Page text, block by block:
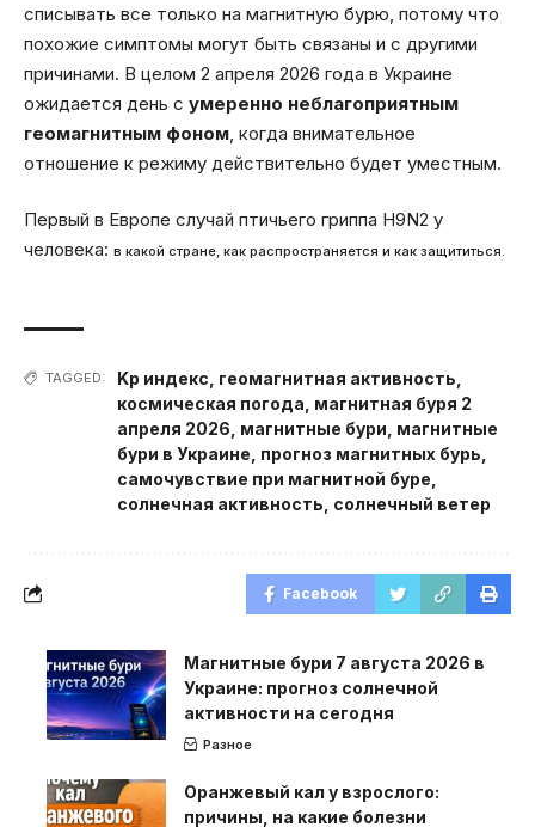
списывать все только на магнитную бурю, потому что
похожие симптомы могут быть связаны и с другими
причинами. В целом 2 апреля 2026 года в Украине
ожидается день с умеренно неблагоприятным
геомагнитным фоном, когда внимательное
отношение к режиму действительно будет уместным.
Первый в Европе случай птичьего гриппа H9N2 у
человека: в какой стране, как распространяется и как защититься.
TAGGED: Kp индекс геомагнитная активность
космическая погода магнитная буря 2
апреля 2026 магнитные бури магнитные
бури в Украине прогноз магнитных бурь
самочувствие при магнитной буре
солнечная активность солнечный ветер
Facebook
Магнитные бури 7 августа 2026 в
Украине: прогноз солнечной
активности на сегодня
Разное
Оранжевый кал у взрослого:
причины, на какие болезни